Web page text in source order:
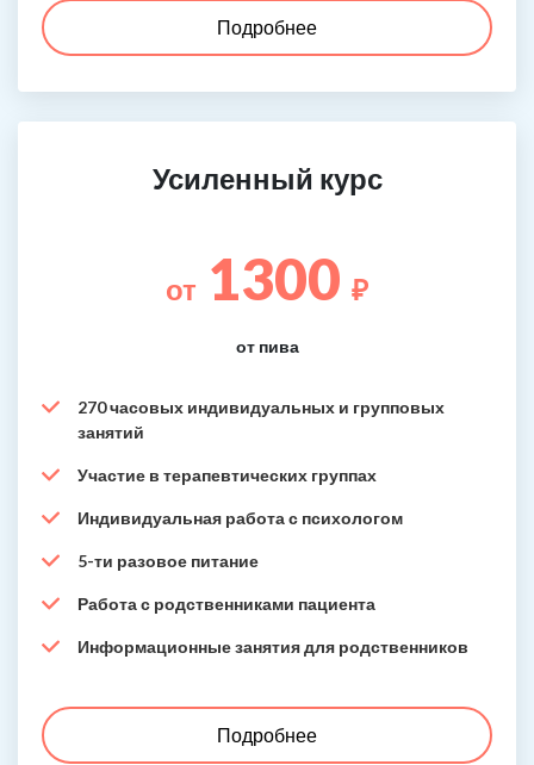
Подробнее
Усиленный курс
от 1300 ₽
от пива
270 часовых индивидуальных и групповых
занятий
Участие в терапевтических группах
Индивидуальная работа с психологом
5-ти разовое питание
Работа с родственниками пациента
Информационные занятия для родственников
Подробнее